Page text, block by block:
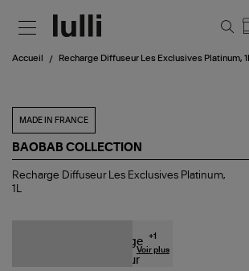
Accueil Recharge Diffuseur Les Exclusives Platinum, 1L
MADE IN FRANCE
BAOBAB COLLECTION
Recharge
Diffuseur
Recharge Diffuseur Les Exclusives Platinum,
1L
+1
Voir plus